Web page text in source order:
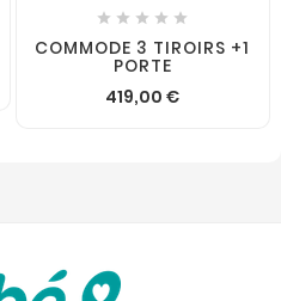
    
COMMODE 3 TIROIRS +1
PORTE
419,00 €